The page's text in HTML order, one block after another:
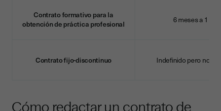
Contrato formativo para la
obtención de práctica profesional
6 meses a 1 año
Contrato fijo-discontinuo Indefinido pero no
Cómo redactar un contrato de